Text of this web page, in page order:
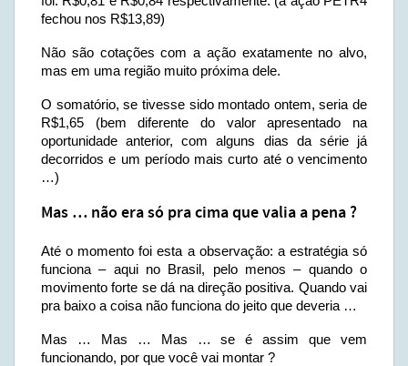
fechou nos R$13,89)
Não são cotações com a ação exatamente no alvo,
mas em uma região muito próxima dele.
O somatório, se tivesse sido montado ontem, seria de
R$1,65 (bem diferente do valor apresentado na
oportunidade anterior, com alguns dias da série já
decorridos e um período mais curto até o vencimento
…)
Mas … não era só pra cima que valia a pena ?
Até o momento foi esta a observação: a estratégia só
funciona – aqui no Brasil, pelo menos – quando o
movimento forte se dá na direção positiva. Quando vai
pra baixo a coisa não funciona do jeito que deveria …
Mas … Mas … Mas … se é assim que vem
funcionando, por que você vai montar ?